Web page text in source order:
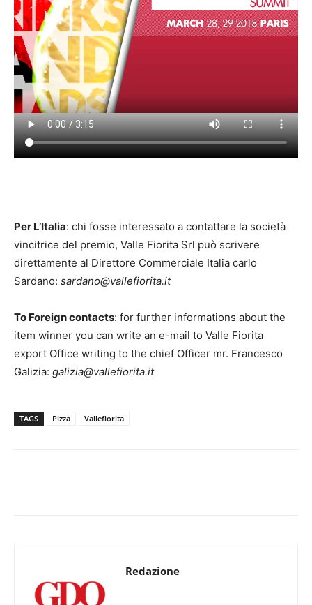
Per L’Italia: chi fosse interessato a contattare la società
vincitrice del premio, Valle Fiorita Srl può scrivere
direttamente al Direttore Commerciale Italia carlo
Sardano: sardano@vallefiorita.it
To Foreign contacts: for further informations about the
item winner you can write an e-mail to Valle Fiorita
export Office writing to the chief Officer mr. Francesco
Galizia: galizia@vallefiorita.it
TAGS Pizza Vallefiorita
Redazione